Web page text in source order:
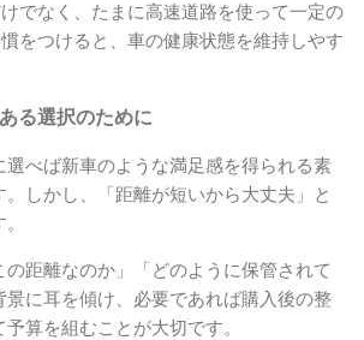
でなく、たまに高速道路を使って一定の
をつけると、車の健康状態を維持しやす
る選択のために
選べば新車のような満足感を得られる素
しかし、「距離が短いから大丈夫」と
距離なのか」「どのように保管されて
景に耳を傾け、必要であれば購入後の整
算を組むことが大切です。